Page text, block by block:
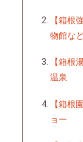
【箱根
物館な
【箱根
温泉
【箱根
ョー